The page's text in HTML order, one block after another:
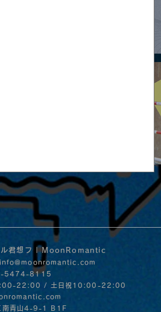
ル君想フ | MoonRomantic
info@moonromantic.com
5474-8115
22:00 / 土日祝10:00-22:00
南青山4-9-1 B1F